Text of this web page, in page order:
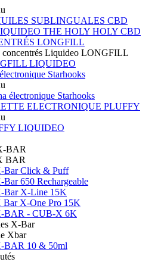
SUBLINGUALES CBD
THE HOLY HOLY CBD
LONGFILL
concentrés Liquideo LONGFILL
Starhooks
ELECTRONIQUE PLUFFY
BAR
BAR
Bar Click & Puff
Bar 650 Rechargeable
Bar X-Line 15K
Bar X-One Pro 15K
BAR - CUB-X 6K
X-Bar
Xbar
BAR 10 & 50ml